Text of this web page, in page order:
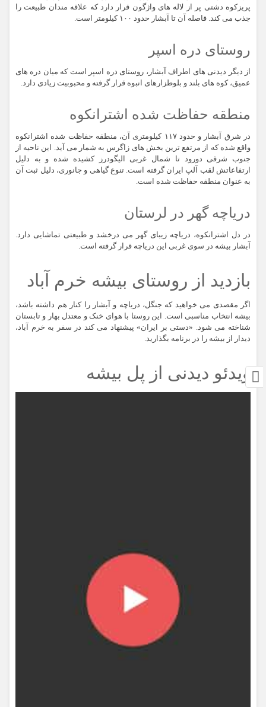
پریزکوه دشتی پر از لاله های واژگون قرار دارد که علاقه مندان طبیعت را
جذب می کند. فاصله آن تا آبشار حدود ۱۰۰ کیلومتر است.
روستای دره اسپر
از دیگر دیدنی های اطراف آبشار، روستای دره اسپر است که میان دره های
عمیق، کوه های بلند و بلوطزارهای انبوه قرار گرفته و محبوبیت زیادی دارد.
منطقه حفاظت شده اشترانکوه
در شرق آبشار و حدود ۱۱۷ کیلومتری آن، منطقه حفاظت شده اشترانکوه
واقع شده که از مرتفع ترین بخش های زاگرس به شمار می آید. این ناحیه از
جنوب شرقی دورود تا شمال غربی الیگودرز کشیده شده و به دلیل
ارتفاعاتش لقب آلپ ایران گرفته است. تنوع گیاهی و جانوری، دلیل ثبت آن
به عنوان منطقه حفاظت شده است.
دریاچه گهر در لرستان
در دل اشترانکوه، دریاچه زیبای گهر می درخشد و طبیعتی تماشایی دارد.
آبشار بیشه در سوی غربی این دریاچه قرار گرفته است.
بازدید از روستای بیشه خرم آباد
اگر مقصدی می خواهید که جنگل، دریاچه و آبشار را کنار هم داشته باشد،
بیشه انتخاب مناسبی است. این روستا با هوای خنک و معتدل بهار و تابستان
شناخته می شود. «دستی بر ایران» پیشنهاد می کند در سفر به خرم آباد،
دیدار از بیشه را در برنامه بگذارید.
ویدئو دیدنی از پل بیشه